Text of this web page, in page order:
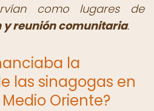
como lugares de
y reunión comunitaria.
la
las sinagogas en
Oriente?